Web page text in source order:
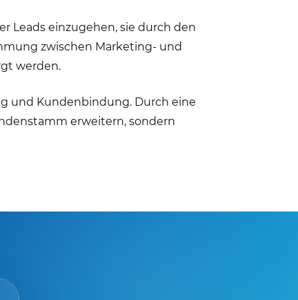
Leads einzugehen, sie durch den
zwischen Marketing- und
werden.
und Kundenbindung. Durch eine
erweitern, sondern